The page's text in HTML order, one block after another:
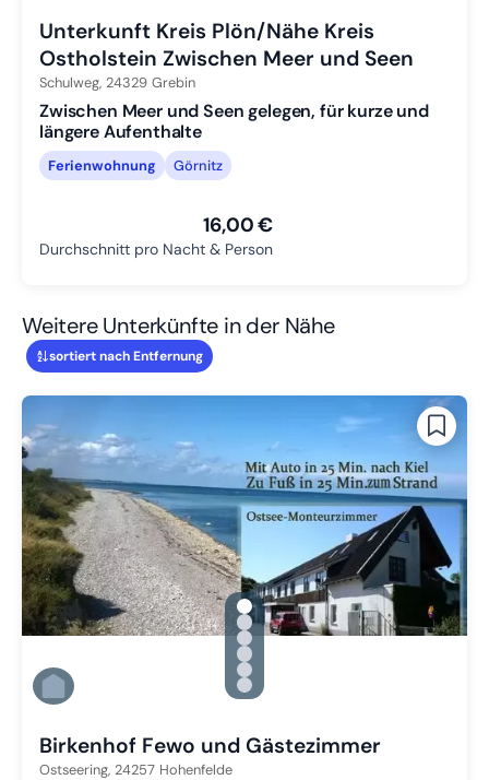
Unterkunft Kreis Plön/Nähe Kreis
Ostholstein Zwischen Meer und Seen
Schulweg, 24329 Grebin
Zwischen Meer und Seen gelegen, für kurze und
längere Aufenthalte
Ferienwohnung Görnitz
16,00 €
Durchschnitt pro Nacht & Person
Weitere Unterkünfte in der Nähe
sortiert nach Entfernung
gallery.slide_selector
Zu Slide 1 wechseln
Zu Slide 2 wechseln
Zu Slide 3 wechseln
Zu Slide 4 wechseln
Zu Slide 5 wechseln
Zu Slide 6 wechseln
Birkenhof Fewo und Gästezimmer
Ostseering, 24257 Hohenfelde